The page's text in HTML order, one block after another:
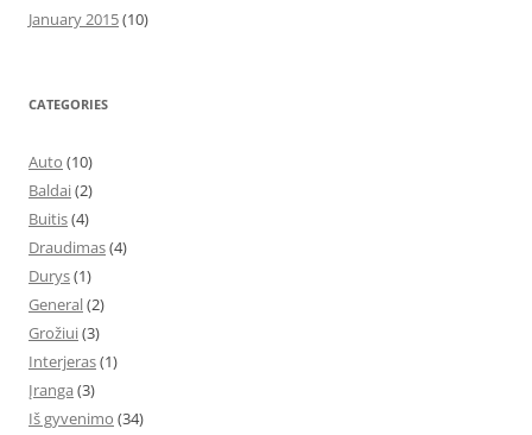
January 2015(10)
CATEGORIES
Auto (10)
Baldai(2)
Buitis(4)
Draudimas(4)
Durys(1)
General(2)
Grožiui(3)
Interjeras(1)
Įranga (3)
Iš gyvenimo (34)